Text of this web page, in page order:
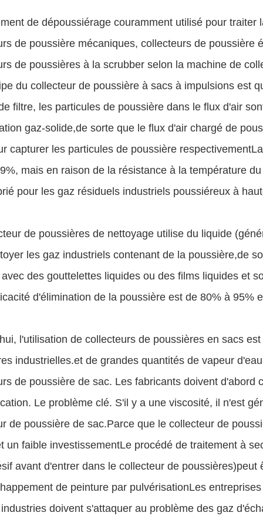
de dépoussiérage couramment utilisé pour
de poussière mécaniques, collecteurs de poussière
de poussières à la scrubber selon la machine de
du collecteur de poussière à sacs à impulsions est
filtre, les particules de poussière dans le flux d'air
gaz-solide,de sorte que le flux d'air chargé de
capturer les particules de poussière
mais en raison de la résistance à la température
pour les gaz résiduels industriels poussiéreux à
de poussières de nettoyage utilise du liquide
les gaz industriels contenant de la poussière,de
des gouttelettes liquides ou des films liquides et
d'élimination de la poussière est de 80% à 95%
l'utilisation de collecteurs de poussières en sacs
industrielles.et de grandes quantités de vapeur
de poussière de sac. Les fabricants doivent d'abord
Le problème clé. S'il y a une viscosité, il n'est
de poussière de sac.Parce que le collecteur de
un faible investissementLe procédé de traitement à
avant d'entrer dans le collecteur de
de peinture par pulvérisationLes
doivent s'attaquer au problème des gaz